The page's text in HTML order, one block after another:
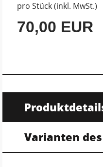
pro Stück (inkl. MwSt.)
70,00 EUR
Varianten